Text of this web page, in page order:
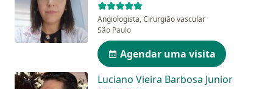
Angiologista, Cirurgião vascular
São Paulo
Agendar uma visita
Luciano Vieira Barbosa Junior